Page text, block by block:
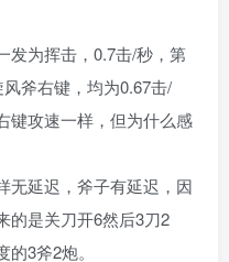
发为挥击，0.7击/秒，第
斧右键，均为0.67击/
键攻速一样，但为什么感
无延迟，斧子有延迟，因
的是关刀开6然后3刀2
3斧2炮。